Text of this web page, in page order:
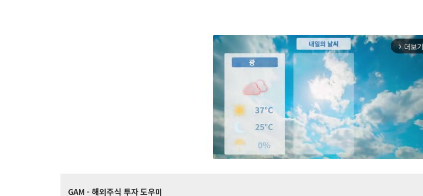
arrow_forward_ios 더보기
GAM - 해외주식 투자 도우미